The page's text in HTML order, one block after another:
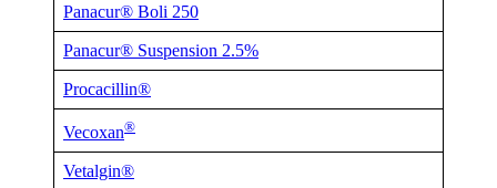
Panacur® Boli 250
Panacur® Suspension 2.5%
Procacillin®
Vecoxan®
Vetalgin®